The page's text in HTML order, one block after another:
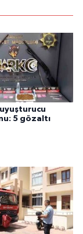
5 gözaltı